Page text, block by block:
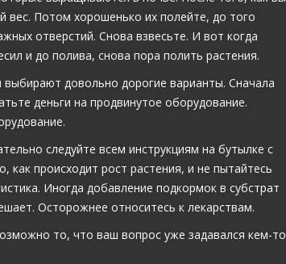
вес. Потом хорошенько их полейте, до того
отверстий. Снова взвесьте. И вот когда
и до полива, снова пора полить растения.
довольно дорогие варианты. Сначала
деньги на продвинутое оборудование.
следуйте всем инструкциям на бутылке с
происходит рост растения, и не пытайтесь
Иногда добавление подкормок в субстрат
Осторожнее относитесь к лекарствам.
то, что ваш вопрос уже задавался кем-то